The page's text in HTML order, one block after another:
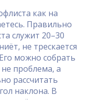
как на
Правильно
служит 20–30
не трескается
можно собрать
проблема, а
рассчитать
наклона. В